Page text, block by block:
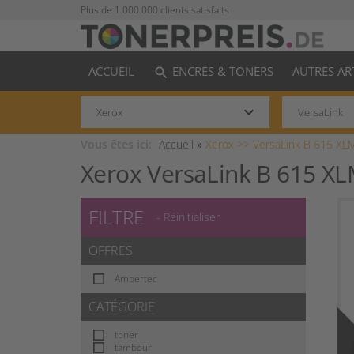
Plus de 1.000.000 clients satisfaits
ACCUEIL search ENCRES & TONERS AUTRES
keyboard_arrow_down
Accueil » Xerox >> VersaLink B 615
Xerox VersaLink B 615
FILTRE - Réinitialiser
OFFRES
Ampertec
CATÉGORIE
toner
tambour